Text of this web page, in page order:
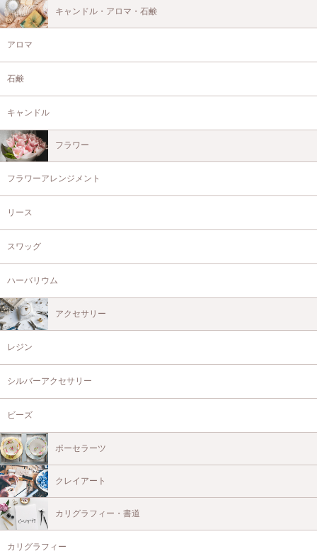
キャンドル・アロマ・石鹸
アロマ
石鹸
キャンドル
フラワー
フラワーアレンジメント
リース
スワッグ
ハーバリウム
アクセサリー
レジン
シルバーアクセサリー
ビーズ
ポーセラーツ
クレイアート
カリグラフィー・書道
カリグラフィー